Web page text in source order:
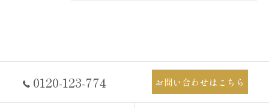
0120-123-774 お問い合わせはこちら